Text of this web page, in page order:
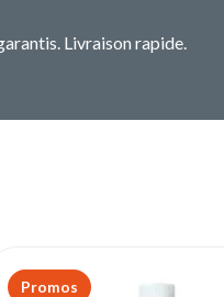
Livraison rapide.
Promos